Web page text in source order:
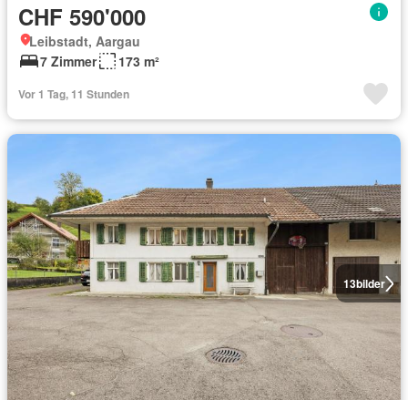
CHF 590'000
Leibstadt, Aargau
7 Zimmer
173 m²
Vor 1 Tag, 11 Stunden
13bilder